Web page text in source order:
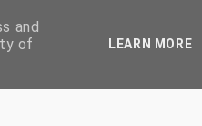
and
of
LEARN MORE